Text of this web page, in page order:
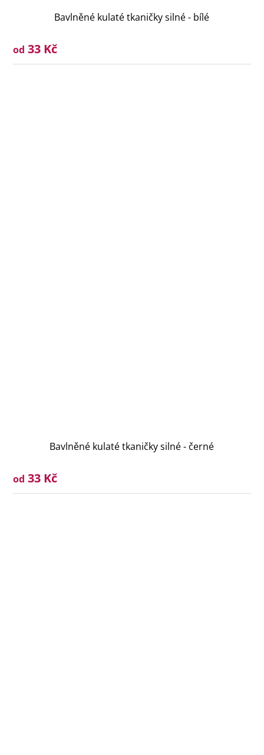
Bavlněné kulaté tkaničky silné - bílé
od 33 Kč
Bavlněné kulaté tkaničky silné - černé
od 33 Kč